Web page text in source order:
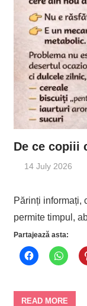
De ce copiii
14 July 2026
Părinți informați,
permite timpul,
Partajează asta:
READ MORE